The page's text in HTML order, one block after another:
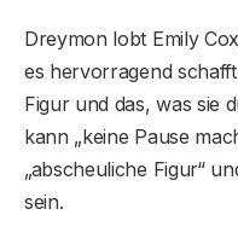
Dreymon lobt Emily
es hervorragend
Figur und das, was sie
kann „keine Pause
„abscheuliche Figur“
sein.